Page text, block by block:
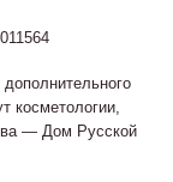
косметологии,
— Дом Русской